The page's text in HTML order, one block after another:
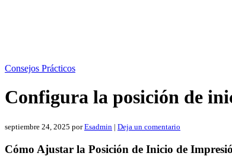
Consejos Prácticos
Configura la posición de
septiembre 24, 2025 porEsadmin | Deja un comentario
Cómo Ajustar la Posición de Inicio de